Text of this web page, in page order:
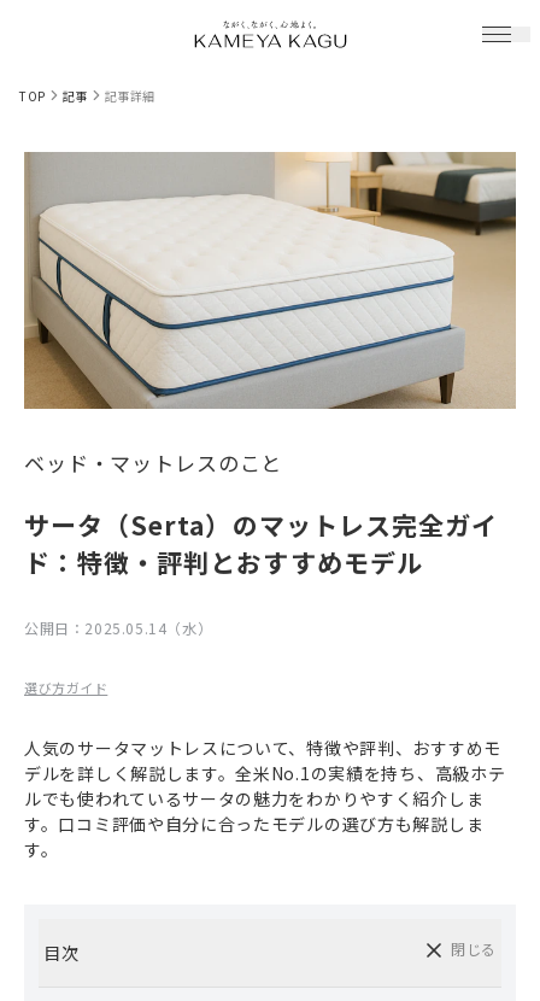
TOP 記事 記事詳細
ベッド・マットレスのこと
サータ（Serta）のマットレス完全ガイ
ド：特徴・評判とおすすめモデル
公開日： 2025.05.14（水）
選び方ガイド
人気のサータマットレスについて、特徴や評判、おすすめモ
デルを詳しく解説します。全米No.1の実績を持ち、高級ホテ
ルでも使われているサータの魅力をわかりやすく紹介しま
す。口コミ評価や自分に合ったモデルの選び方も解説しま
す。
目次 閉じる